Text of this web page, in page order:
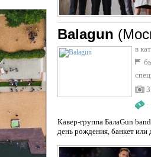
Balagun
в
3
:
Кавер-группа БалаGun
день рождения, банкет